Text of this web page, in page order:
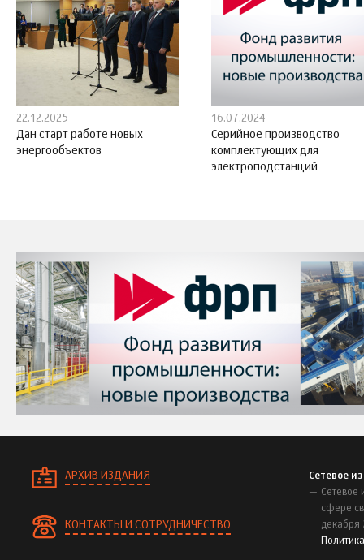
22.12.2025
Дан старт работе новых
энергообъектов
16.07.2024
Серийное производство
комплектующих для
электроподстанций
АРХИВ ИЗДАНИЯ
КОНТАКТЫ И СОТРУДНИЧЕСТВО
Сетевое
Сетевое
сфере
декабря